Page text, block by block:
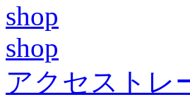
shop
shop
アクセスト